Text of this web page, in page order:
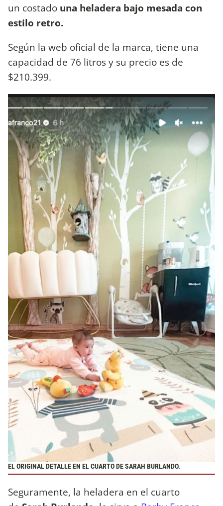
un costado una heladera bajo mesada con
estilo retro.
Según la web oficial de la marca, tiene una
capacidad de 76 litros y su precio es de
$210.399.
EL ORIGINAL DETALLE EN EL CUARTO DE SARAH BURLANDO.
Seguramente, la heladera en el cuarto